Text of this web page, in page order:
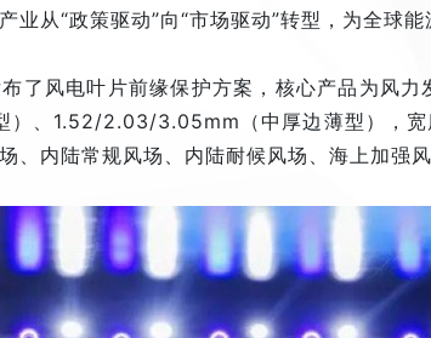
业从“政策驱动”向“市场驱动”转型，为全球能
了风电叶片前缘保护方案，核心产品为风
）、1.52/2.03/3.05mm（中厚边薄型），
、内陆常规风场、内陆耐候风场、海上加强风